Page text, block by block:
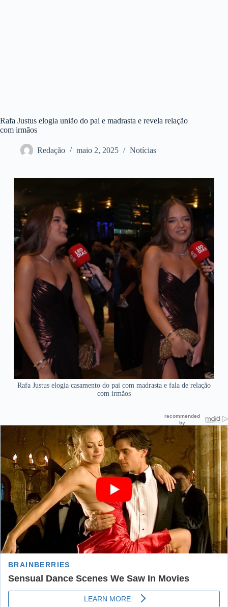
Rafa Justus elogia união do pai e madrasta e revela relação
com irmãos
Redação maio 2, 2025 Notícias
Rafa Justus elogia casamento do pai com madrasta e fala de relação
com irmãos